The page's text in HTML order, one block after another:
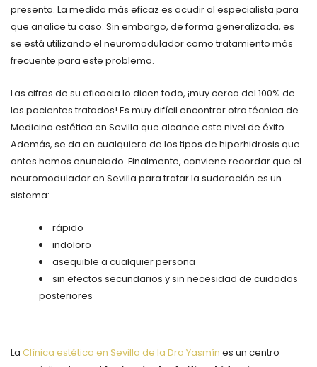
presenta. La medida más eficaz es acudir al especialista para
que analice tu caso. Sin embargo, de forma generalizada, es
se está utilizando el neuromodulador como tratamiento más
frecuente para este problema.
Las cifras de su eficacia lo dicen todo, ¡muy cerca del 100% de
los pacientes tratados! Es muy difícil encontrar otra técnica de
Medicina estética en Sevilla que alcance este nivel de éxito.
Además, se da en cualquiera de los tipos de hiperhidrosis que
antes hemos enunciado. Finalmente, conviene recordar que el
neuromodulador en Sevilla para tratar la sudoración es un
sistema:
rápido
indoloro
asequible a cualquier persona
sin efectos secundarios y sin necesidad de cuidados
posteriores
La Clínica estética en Sevilla de la Dra Yasmín es un centro